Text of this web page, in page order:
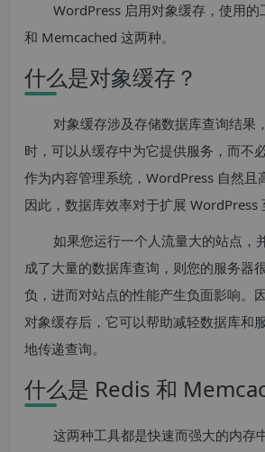
WordPress 启用对象缓存，使用的
和 Memcached 这两种。
什么是对象缓存？
对象缓存涉及存储数据库查询结果
时，可以从缓存中为它提供服务，而不
作为内容管理系统，WordPress 自然且
因此，数据库效率对于扩展 WordPress
如果您运行一个人流量大的站点，
成了大量的数据库查询，则您的服务器
负，进而对站点的性能产生负面影响。
对象缓存后，它可以帮助减轻数据库和
地传递查询。
什么是 Redis 和
这两种工具都是快速而强大的内存